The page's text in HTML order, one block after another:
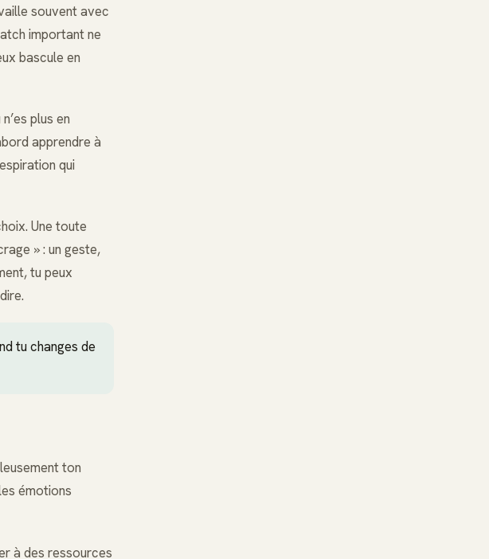
souvent avec
important ne
bascule en
plus en
apprendre à
qui
Une toute
» : un geste,
tu peux
tu changes de
ton
émotions
à des ressources